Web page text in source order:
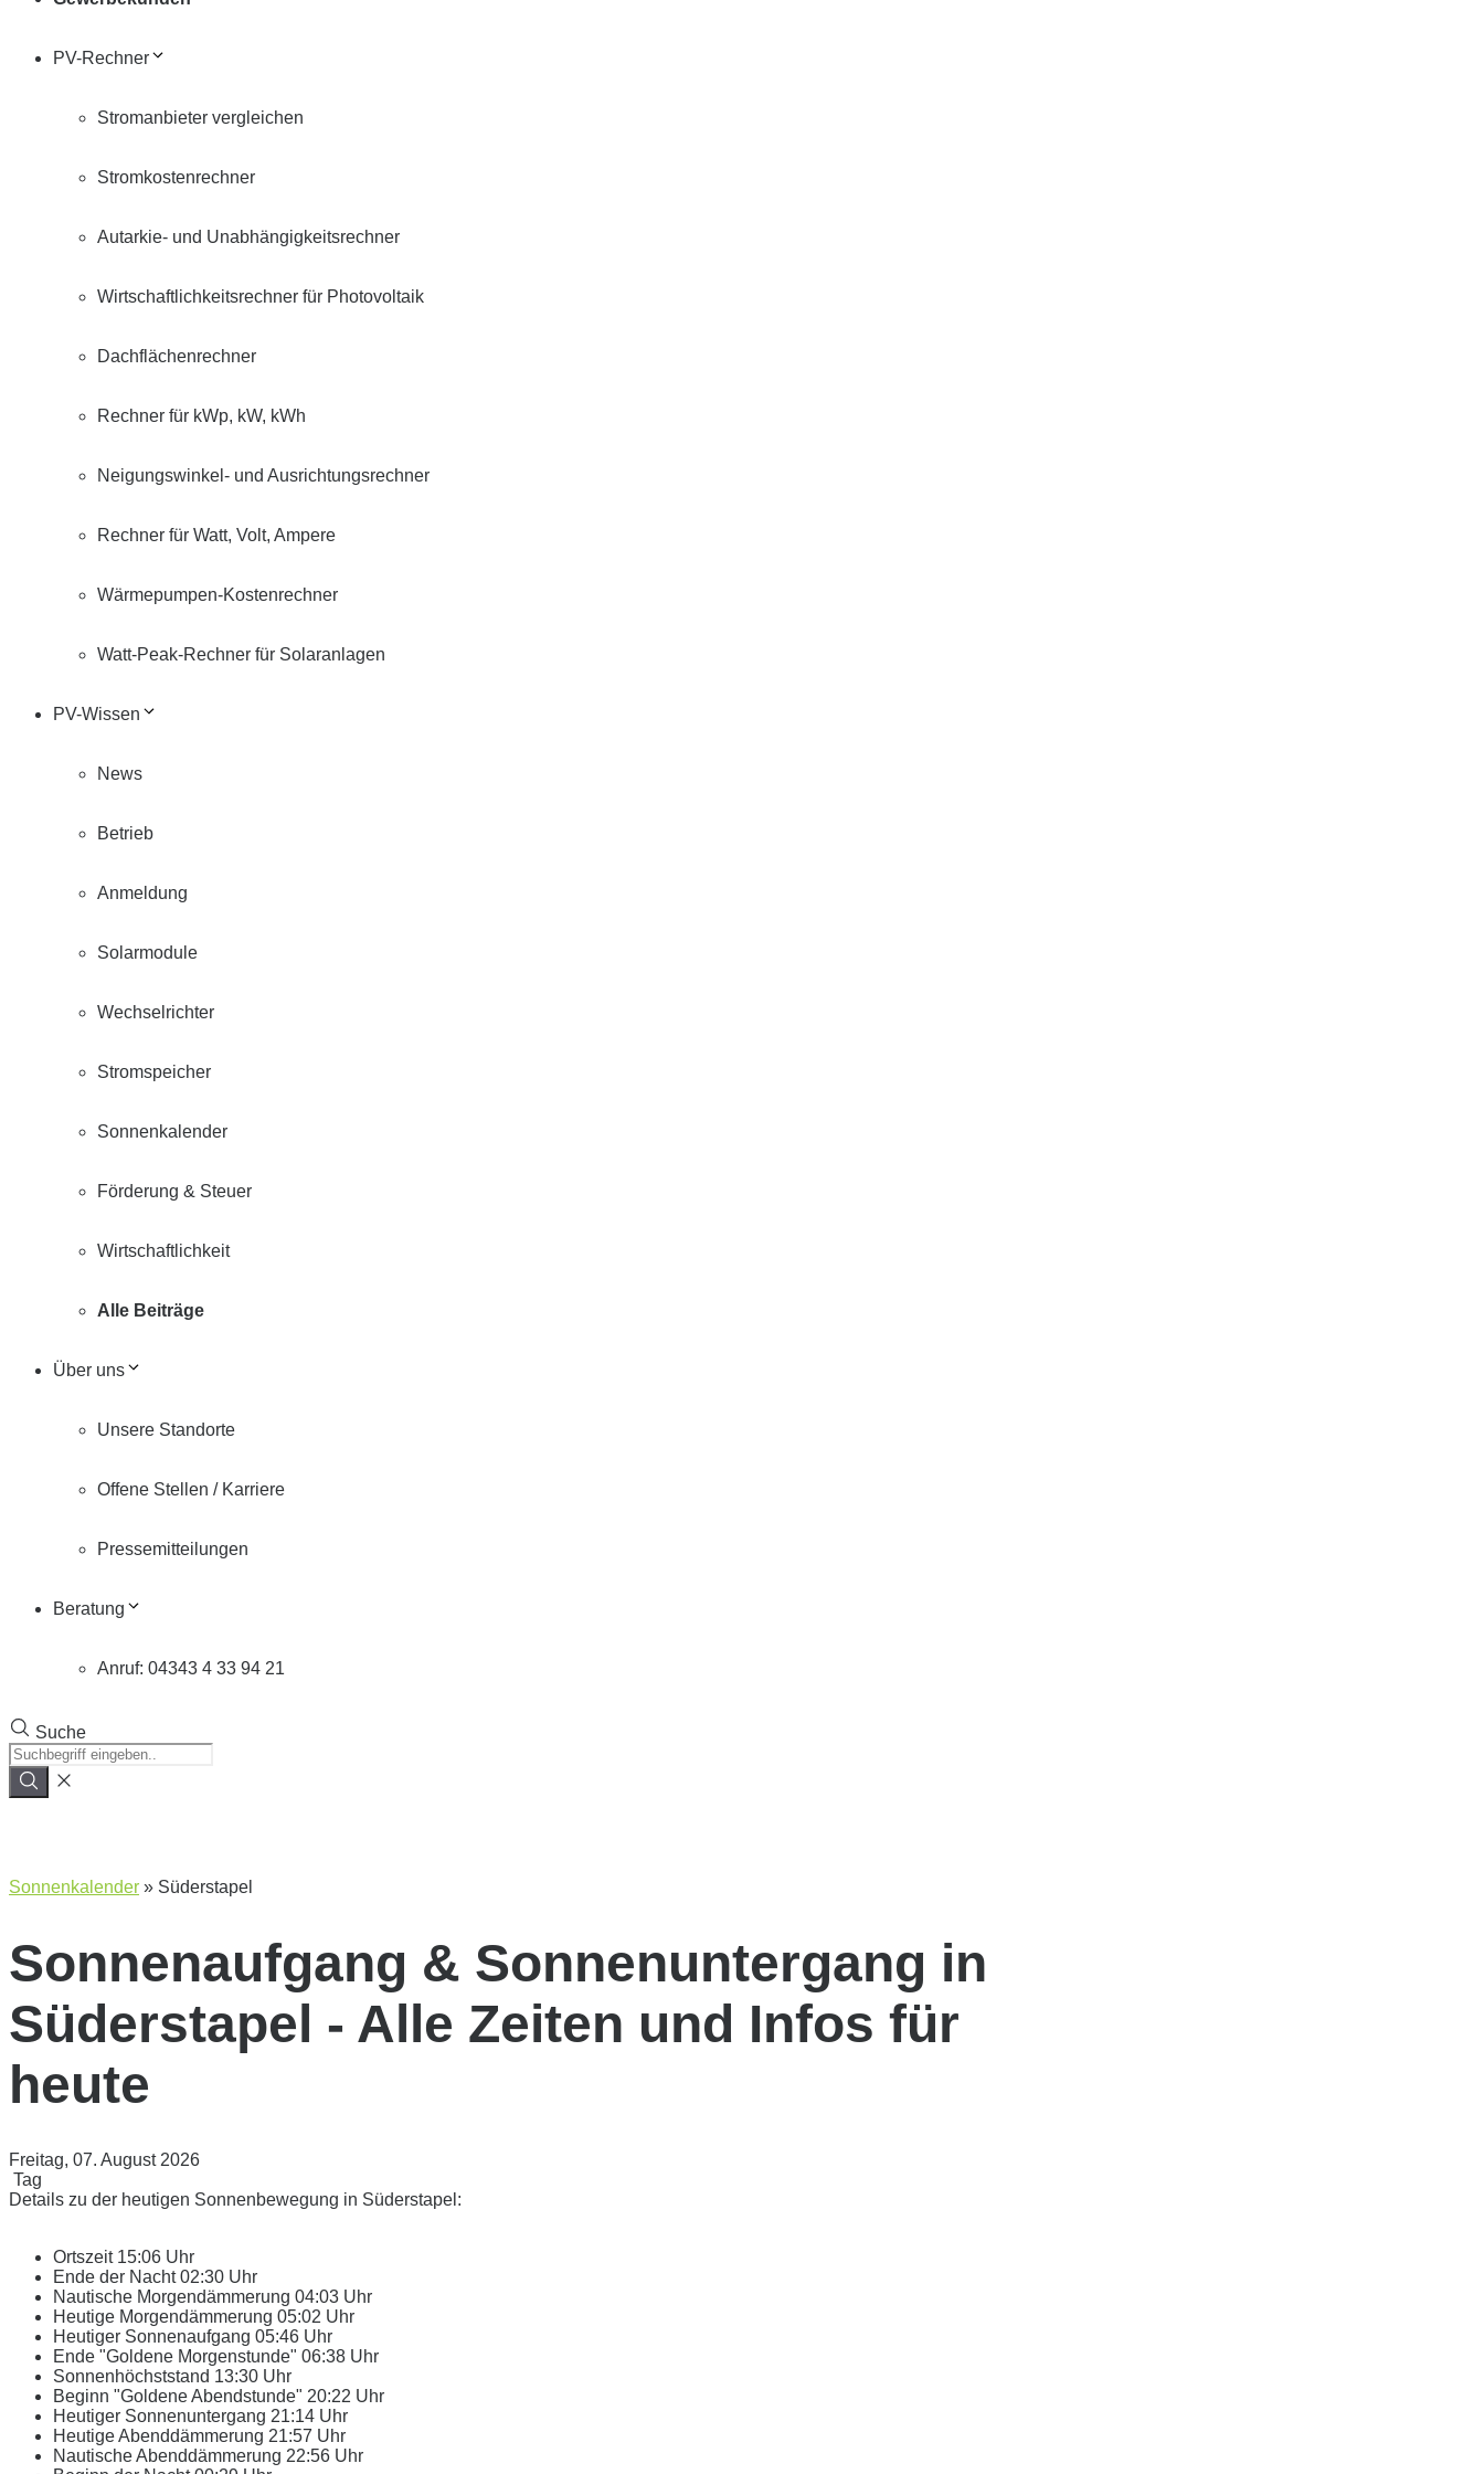
PV-Rechner
Stromanbieter vergleichen
Stromkostenrechner
Autarkie- und Unabhängigkeitsrechner
Wirtschaftlichkeitsrechner für Photovoltaik
Dachflächenrechner
Rechner für kWp, kW, kWh
Neigungswinkel- und Ausrichtungsrechner
Rechner für Watt, Volt, Ampere
Wärmepumpen-Kostenrechner
Watt-Peak-Rechner für Solaranlagen
PV-Wissen
News
Betrieb
Anmeldung
Solarmodule
Wechselrichter
Stromspeicher
Sonnenkalender
Förderung & Steuer
Wirtschaftlichkeit
Alle Beiträge
Über uns
Unsere Standorte
Offene Stellen / Karriere
Pressemitteilungen
Beratung
Anruf: 04343 4 33 94 21
Suche
Sonnenkalender » Süderstapel
Sonnenaufgang & Sonnenuntergang in
Süderstapel - Alle Zeiten und Infos für
heute
Freitag, 07. August 2026
Tag
Details zu der heutigen Sonnenbewegung in Süderstapel:
Ortszeit 15:06 Uhr
Ende der Nacht02:30 Uhr
Nautische Morgendämmerung 04:03 Uhr
Heutige Morgendämmerung 05:02 Uhr
Heutiger Sonnenaufgang 05:46 Uhr
Ende "Goldene Morgenstunde" 06:38 Uhr
Sonnenhöchststand 13:30 Uhr
Beginn "Goldene Abendstunde" 20:22 Uhr
Heutiger Sonnenuntergang 21:14 Uhr
Heutige Abenddämmerung 21:57 Uhr
Nautische Abenddämmerung 22:56 Uhr